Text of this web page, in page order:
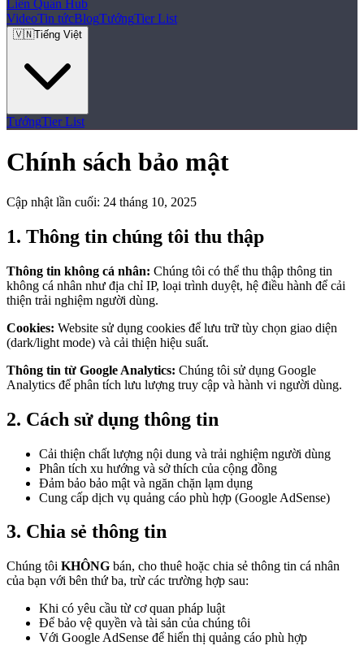
Liên Quân Hub
VideoTin tứcBlogTướngTier List
🇻🇳Tiếng Việt
TướngTier List
Chính sách bảo mật
Cập nhật lần cuối: 24 tháng 10, 2025
1. Thông tin chúng tôi thu thập
Thông tin không cá nhân: Chúng tôi có thể thu thập thông tin
không cá nhân như địa chỉ IP, loại trình duyệt, hệ điều hành để cải
thiện trải nghiệm người dùng.
Cookies: Website sử dụng cookies để lưu trữ tùy chọn giao diện
(dark/light mode) và cải thiện hiệu suất.
Thông tin từ Google Analytics: Chúng tôi sử dụng Google
Analytics để phân tích lưu lượng truy cập và hành vi người dùng.
2. Cách sử dụng thông tin
Cải thiện chất lượng nội dung và trải nghiệm người dùng
Phân tích xu hướng và sở thích của cộng đồng
Đảm bảo bảo mật và ngăn chặn lạm dụng
Cung cấp dịch vụ quảng cáo phù hợp (Google AdSense)
3. Chia sẻ thông tin
Chúng tôi KHÔNG bán, cho thuê hoặc chia sẻ thông tin cá nhân
của bạn với bên thứ ba, trừ các trường hợp sau:
Khi có yêu cầu từ cơ quan pháp luật
Để bảo vệ quyền và tài sản của chúng tôi
Với Google AdSense để hiển thị quảng cáo phù hợp